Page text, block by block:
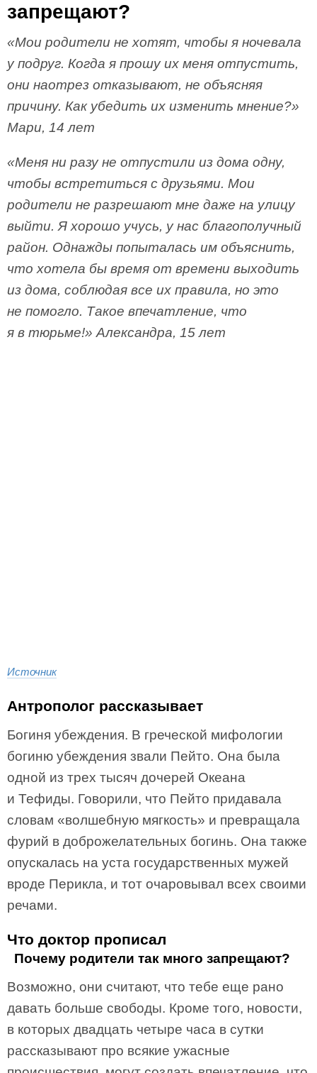
запрещают?
«Мои родители не хотят, чтобы я ночевала
у подруг. Когда я прошу их меня отпустить,
они наотрез отказывают, не объясняя
причину. Как убедить их изменить мнение?»
Мари, 14 лет
«Меня ни разу не отпустили из дома одну,
чтобы встретиться с друзьями. Мои
родители не разрешают мне даже на улицу
выйти. Я хорошо учусь, у нас благополучный
район. Однажды попыталась им объяснить,
что хотела бы время от времени выходить
из дома, соблюдая все их правила, но это
не помогло. Такое впечатление, что
я в тюрьме!» Александра, 15 лет
Источник
Антрополог рассказывает
Богиня убеждения. В греческой мифологии
богиню убеждения звали Пейто. Она была
одной из трех тысяч дочерей Океана
и Тефиды. Говорили, что Пейто придавала
словам «волшебную мягкость» и превращала
фурий в доброжелательных богинь. Она также
опускалась на уста государственных мужей
вроде Перикла, и тот очаровывал всех своими
речами.
Что доктор прописал
Почему родители так много запрещают?
Возможно, они считают, что тебе еще рано
давать больше свободы. Кроме того, новости,
в которых двадцать четыре часа в сутки
рассказывают про всякие ужасные